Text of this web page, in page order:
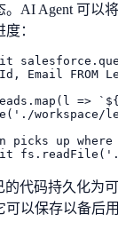
AI Agent 可以
：
Email FROM
leads.map(l
workspace/
picks up
的代码持久化为
以保存以备后用